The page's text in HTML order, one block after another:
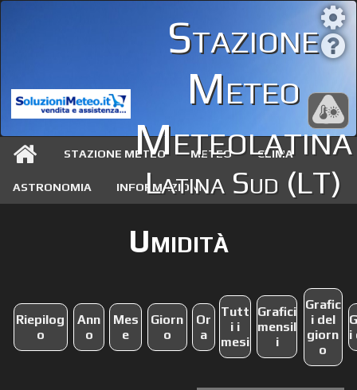
Stazione
Meteo
Meteolatina
Latina Sud (LT)
STAZIONE METEO METEO CLIMA
ASTRONOMIA INFORMAZIONI
Umidità
Riepilog
o
Ann
o
Mes
e
Giorn
o
Or
a
Tutt
i i
mesi
Grafici
mensil
i
Grafic
i del
giorn
o
i